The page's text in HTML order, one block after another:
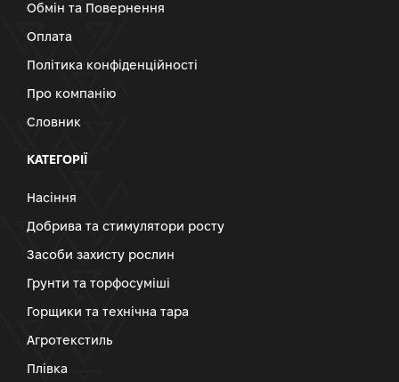
Обмін та Повернення
Оплата
Політика конфіденційності
Про компанію
Словник
КАТЕГОРІЇ
Насіння
Добрива та стимулятори росту
Засоби захисту рослин
Грунти та торфосуміші
Горщики та технічна тара
Агротекстиль
Плівка